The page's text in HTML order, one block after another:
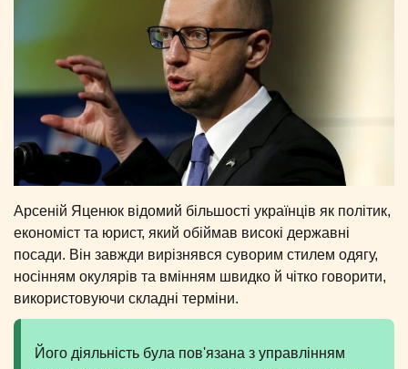
Арсеній Яценюк відомий більшості українців як політик,
економіст та юрист, який обіймав високі державні
посади. Він завжди вирізнявся суворим стилем одягу,
носінням окулярів та вмінням швидко й чітко говорити,
використовуючи складні терміни.
Його діяльність була пов'язана з управлінням